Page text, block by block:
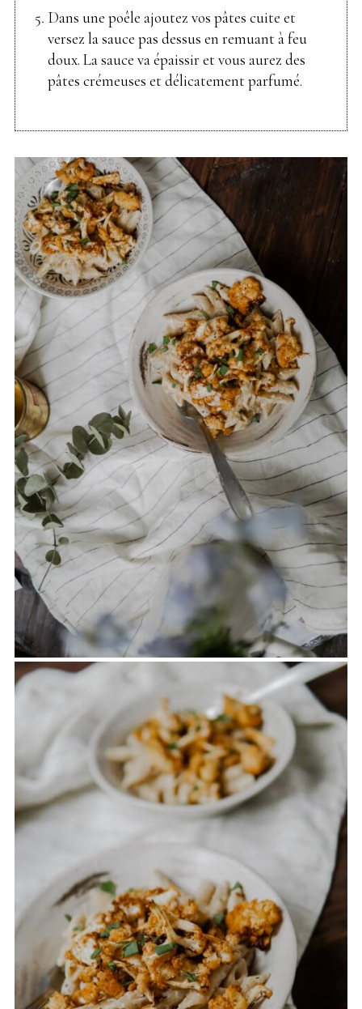
Dans une poêle ajoutez vos pâtes cuite et
versez la sauce pas dessus en remuant à feu
doux. La sauce va épaissir et vous aurez des
pâtes crémeuses et délicatement parfumé.